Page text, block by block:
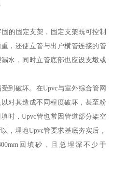
的固定支架，固定支架既可控制
，还使立管与出户横管连接的管
水，同时立管底部也应设支墩或
到破坏。在Upvc与室外综合管网
对其造成不同程度破坏，甚至粉
时，Upvc管也常因管道部分架空
，埋地Upvc管要求基底夯实后，
回填砂，且总埋深不少于